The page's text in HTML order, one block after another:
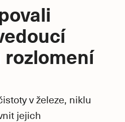
v železe, niklu
jejich